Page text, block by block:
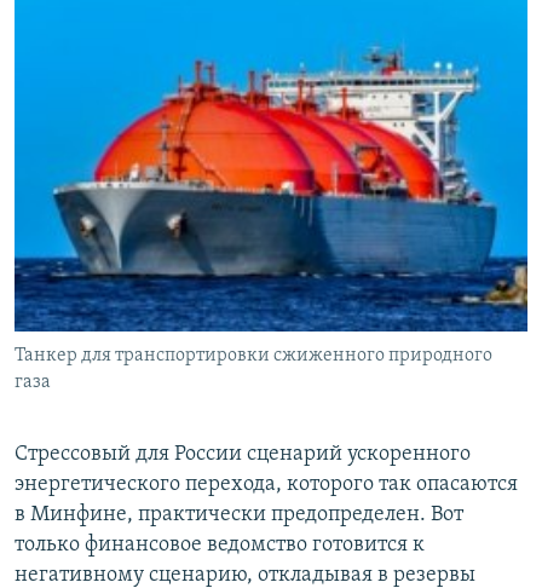
Танкер для транспортировки сжиженного природного
газа
Стрессовый для России сценарий ускоренного
энергетического перехода, которого так опасаются
в Минфине, практически предопределен. Вот
только финансовое ведомство готовится к
негативному сценарию, откладывая в резервы